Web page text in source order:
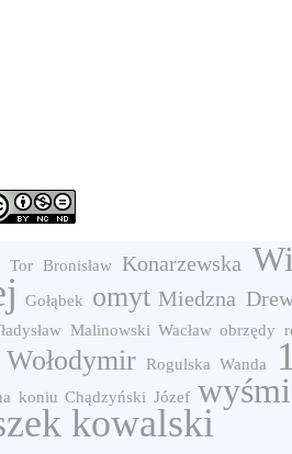
Tor Bronisław Konarzewska
Gołąbek omyt Miedzna
Malinowski Wacław obrzędy
Rogulska Wanda
koniu Chądzyński Józef
kowalski